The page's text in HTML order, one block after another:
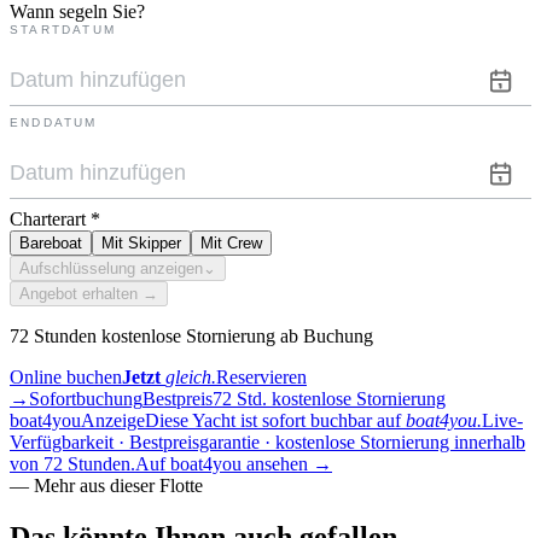
Wann segeln Sie?
STARTDATUM
ENDDATUM
Charterart *
Bareboat Mit Skipper
Mit Crew
Aufschlüsselung anzeigen ⌄
Angebot erhalten →
72 Stunden kostenlose Stornierung ab Buchung
Online buchenJetzt gleich.Reservieren
→ SofortbuchungBestpreis72 Std. kostenlose Stornierung
boat4youAnzeigeDiese Yacht ist sofort buchbar auf boat4you.Live-
Verfügbarkeit · Bestpreisgarantie · kostenlose Stornierung innerhalb
von 72 Stunden.Auf boat4you ansehen →
— Mehr aus dieser Flotte